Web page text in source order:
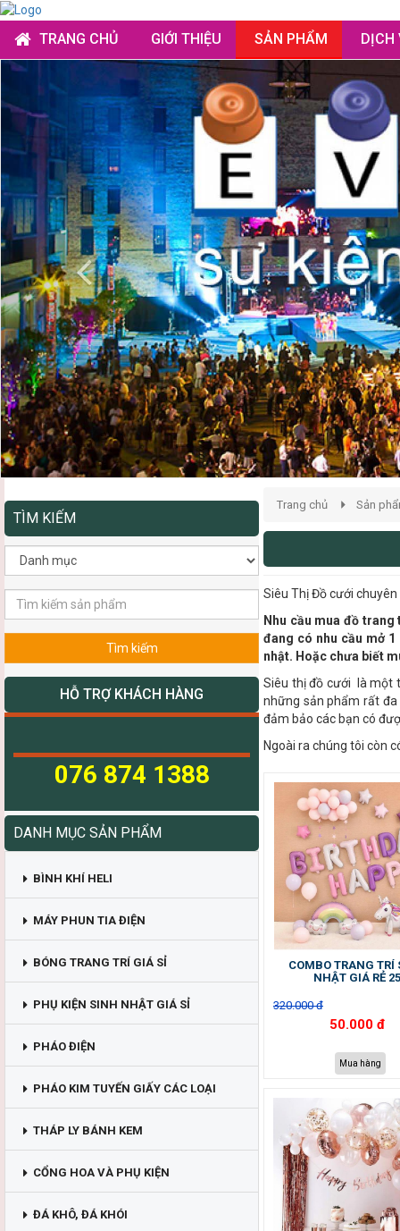
TRANG CHỦ GIỚI THIỆU SẢN PHẨM DỊCH
Previous
TÌM KIẾM
Tìm kiếm
HỖ TRỢ KHÁCH HÀNG
076 874 1388
DANH MỤC SẢN PHẨM
BÌNH KHÍ HELI
MÁY PHUN TIA ĐIỆN
BÓNG TRANG TRÍ GIÁ SỈ
PHỤ KIỆN SINH NHẬT GIÁ SỈ
PHÁO ĐIỆN
PHÁO KIM TUYẾN GIẤY CÁC LOẠI
THÁP LY BÁNH KEM
CỔNG HOA VÀ PHỤ KIỆN
ĐÁ KHÔ, ĐÁ KHÓI
Trang chủ Sản
Siêu Thị Đồ cưới
Nhu cầu mua đồ
đang có nhu cầu mở
nhật. Hoặc chưa biết
Siêu thị đồ cưới là một
những sản phẩm rất đa
đảm bảo các bạn có
Ngoài ra chúng tôi còn
COMBO TRANG TRÍ
NHẬT GIÁ RẺ 25
320.000 đ
50.000 đ
Mua hàng